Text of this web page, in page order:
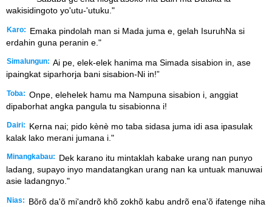
wakisidingoto yo'utu-'utuku."
Karo:
Emaka pindolah man si Mada juma e, gelah IsuruhNa si
erdahin guna peranin e."
Simalungun: Ai pe, elek-elek hanima ma Simada sisabion in, ase
ipaingkat siparhorja bani sisabion-Ni in!”
Toba: Onpe, elehelek hamu ma Nampuna sisabion i, anggiat
dipaborhat angka pangula tu sisabionna i!
Dairi:
Kerna nai; pido kènè mo taba sidasa juma idi asa ipasulak
kalak lako merani jumana i."
Minangkabau:
Dek karano itu mintaklah kabake urang nan punyo
ladang, supayo inyo mandatangkan urang nan ka untuak manuwai
asie ladangnyo."
Nias:
Bõrõ da'õ mi'andrõ khõ zokhõ kabu andrõ ena'õ ifatenge niha